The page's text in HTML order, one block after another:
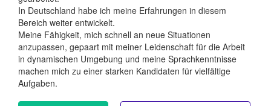
In Deutschland habe ich meine Erfahrungen in diesem
Bereich weiter entwickelt.
Meine Fähigkeit, mich schnell an neue Situationen
anzupassen, gepaart mit meiner Leidenschaft für die Arbeit
in dynamischen Umgebung und meine Sprachkenntnisse
machen mich zu einer starken Kandidaten für vielfältige
Aufgaben.